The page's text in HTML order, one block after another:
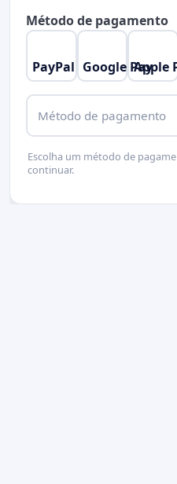
Método de pagamento
PayPal Google Pay
Apple
Método de pagamento
Escolha um método de
continuar.